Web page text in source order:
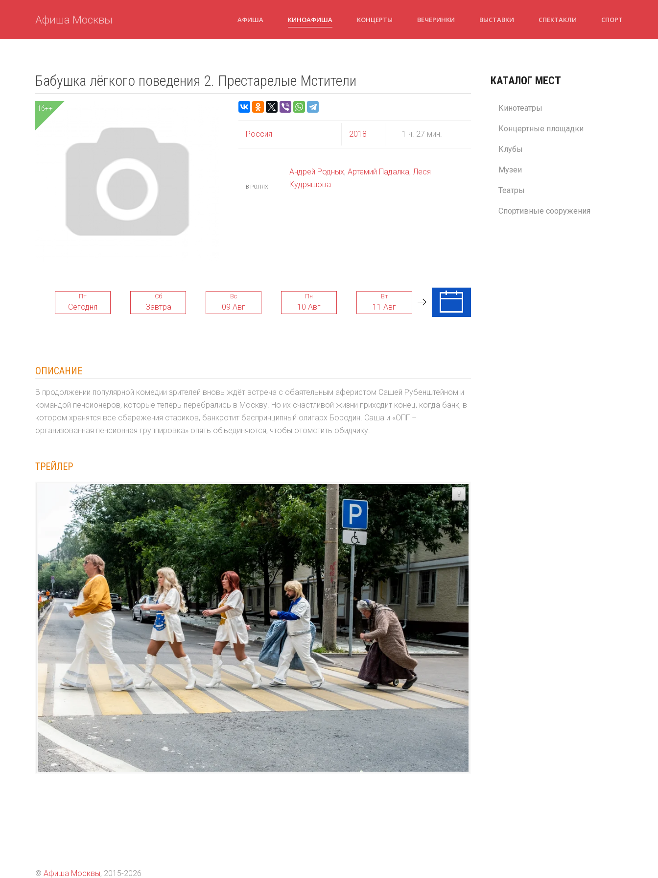
Афиша Москвы АФИША КИНОАФИША КОНЦЕРТЫ ВЕЧЕРИНКИ ВЫСТАВКИ СПЕКТАКЛИ СПОРТ
Бабушка лёгкого поведения 2. Престарелые Мстители
16++
Россия 2018 1 ч. 27 мин.
В РОЛЯХ
Андрей Родных, Артемий Падалка, Леся
Кудряшова
Пт
Сегодня
Сб
Завтра
Вс
09 Авг
Пн
10 Авг
Вт
11 Авг
Ср
ОПИСАНИЕ
В продолжении популярной комедии зрителей вновь ждёт встреча с обаятельным аферистом Сашей Рубенштейном и
командой пенсионеров, которые теперь перебрались в Москву. Но их счастливой жизни приходит конец, когда банк, в
котором хранятся все сбережения стариков, банкротит беспринципный олигарх Бородин. Саша и «ОПГ –
организованная пенсионная группировка» опять объединяются, чтобы отомстить обидчику.
ТРЕЙЛЕР
КАТАЛОГ МЕСТ
Кинотеатры
Концертные площадки
Клубы
Музеи
Театры
Спортивные сооружения
© Афиша Москвы, 2015-2026